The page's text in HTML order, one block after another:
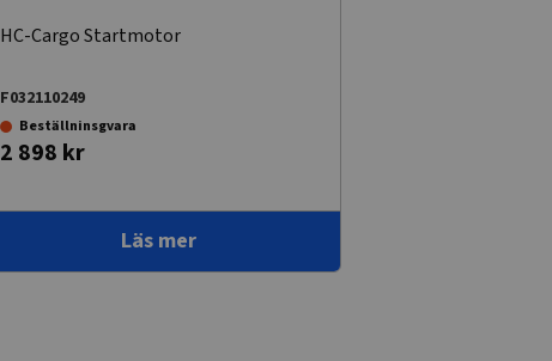
HC-Cargo Startmotor
F032110249
Beställninsgvara
2 898 kr
Läs mer